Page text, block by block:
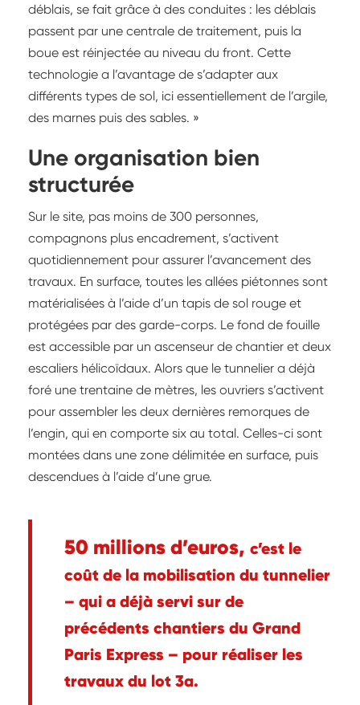
déblais, se fait grâce à des conduites : les déblais
passent par une centrale de traitement, puis la
boue est réinjectée au niveau du front. Cette
technologie a l’avantage de s’adapter aux
différents types de sol, ici essentiellement de l’argile,
des marnes puis des sables. »
Une organisation bien
structurée
Sur le site, pas moins de 300 personnes,
compagnons plus encadrement, s’activent
quotidiennement pour assurer l’avancement des
travaux. En surface, toutes les allées piétonnes sont
matérialisées à l’aide d’un tapis de sol rouge et
protégées par des garde-corps. Le fond de fouille
est accessible par un ascenseur de chantier et deux
escaliers hélicoïdaux. Alors que le tunnelier a déjà
foré une trentaine de mètres, les ouvriers s’activent
pour assembler les deux dernières remorques de
l’engin, qui en comporte six au total. Celles-ci sont
montées dans une zone délimitée en surface, puis
descendues à l’aide d’une grue.
50 millions d’euros, c’est le
coût de la mobilisation du tunnelier
– qui a déjà servi sur de
précédents chantiers du Grand
Paris Express – pour réaliser les
travaux du lot 3a.